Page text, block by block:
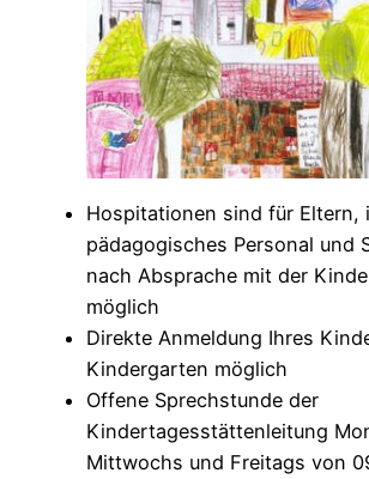
Hospitationen sind für Eltern,
pädagogisches Personal und
nach Absprache mit der
möglich
Direkte Anmeldung Ihres
Kindergarten möglich
Offene Sprechstunde der
Kindertagesstättenleitung
Mittwochs und Freitags von